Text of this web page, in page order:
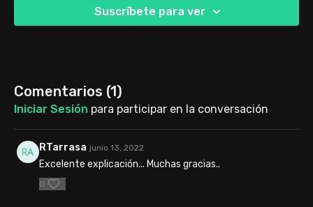
Suscríbete para ver
Comentarios (1)
Iniciar Sesión para participar en la conversación
RTarrasa junio 13, 2022
Excelente explicación... Muchas gracias..
0